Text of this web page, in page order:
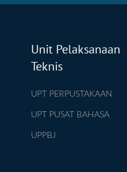
Unit Pelaksanaan
Teknis
UPT PERPUSTAKAAN
UPT PUSAT BAHASA
UPPBJ